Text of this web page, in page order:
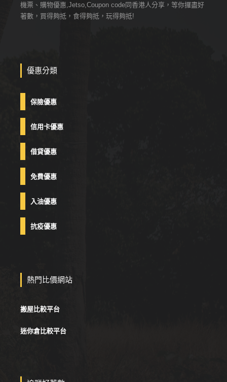
機票、購物優惠,Jetso,Coupon code同香港人分享，等你攞盡好
著數，買得夠抵，食得夠抵，玩得夠抵!
優惠分類
保險優惠
信用卡優惠
借貸優惠
免費優惠
入油優惠
抗疫優惠
熱門比價網站
搬屋比較平台
迷你倉比較平台